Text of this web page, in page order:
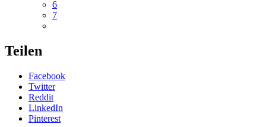
6
7
Teilen
Facebook
Twitter
Reddit
LinkedIn
Pinterest